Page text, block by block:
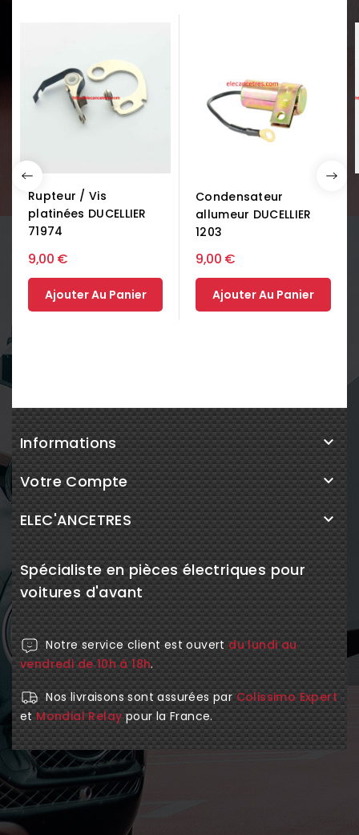
Rupteur / Vis
platinées DUCELLIER
71974
9,00 €
Ajouter Au Panier
Condensateur
allumeur DUCELLIER
1203
9,00 €
Ajouter Au Panier
Informations 
Votre Compte 
ELEC'ANCETRES 
Spécialiste en pièces électriques pour
voitures d'avant
Notre service client est ouvertdu lundi au
vendredi de 10h à 18h.
Nos livraisons sont assurées par Colissimo Expert
etMondial Relaypour la France.